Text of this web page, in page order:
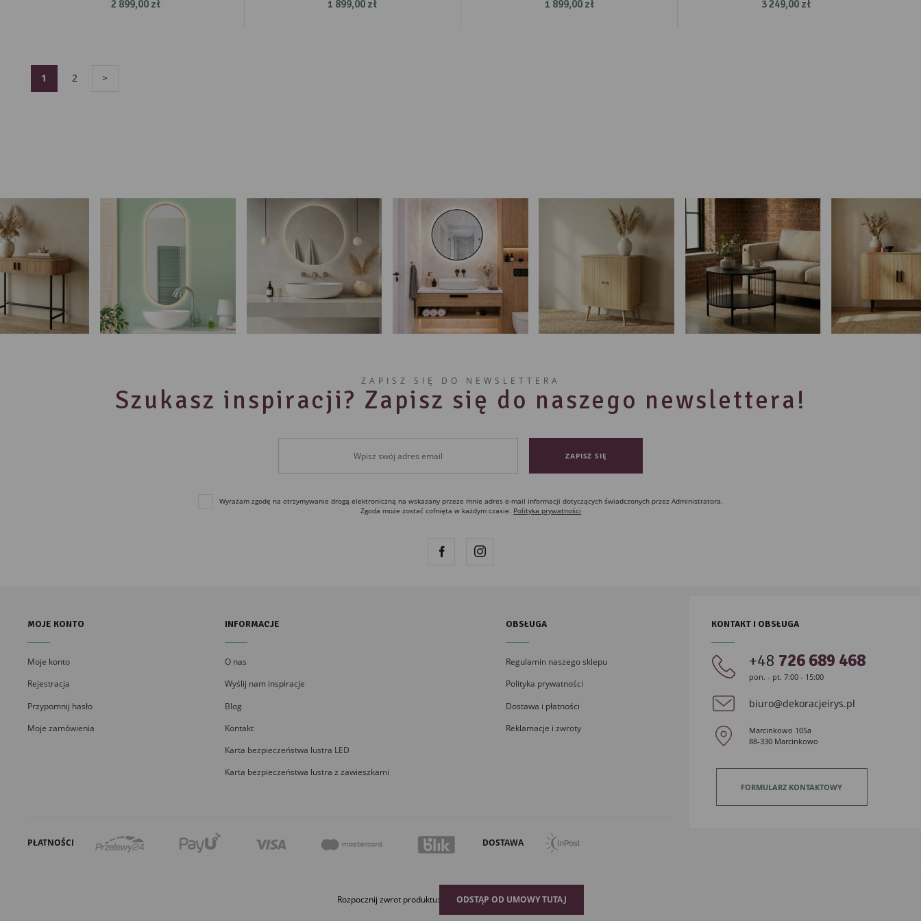
2 899,00 zł 1 899,00 zł 1 899,00 zł 3 249,00 zł
1 2 >
ZAPISZ SIĘ DO NEWSLETTERA
Szukasz inspiracji? Zapisz się do naszego newslettera!
Wyrażam zgodę na otrzymywanie drogą elektroniczną na wskazany przeze mnie adres e-mail informacji dotyczących świadczonych przez Administratora.
Zgoda może zostać cofnięta w każdym czasie. Polityka prywatności
MOJE KONTO
Moje konto
Rejestracja
Przypomnij hasło
Moje zamówienia
INFORMACJE
O nas
Wyślij nam inspiracje
Blog
Kontakt
Karta bezpieczeństwa lustra LED
Karta bezpieczeństwa lustra z zawieszkami
OBSŁUGA
Regulamin naszego sklepu
Polityka prywatności
Dostawa i płatności
Reklamacje i zwroty
PŁATNOŚCI DOSTAWA
KONTAKT I OBSŁUGA
+48 726 689 468
pon. - pt. 7:00 - 15:00
biuro@dekoracjeirys.pl
Marcinkowo 105a
88-330 Marcinkowo
FORMULARZ KONTAKTOWY
Rozpocznij zwrot produktu: ODSTĄP OD UMOWY TUTAJ
partnerami oraz innych dostawców usług. Firmy te działają w charakterze pośredników